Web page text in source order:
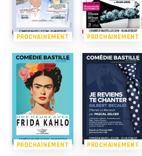
PROCHAINEMENT PROCHAINEMENT
PROCHAINEMENT PROCHAINEMENT